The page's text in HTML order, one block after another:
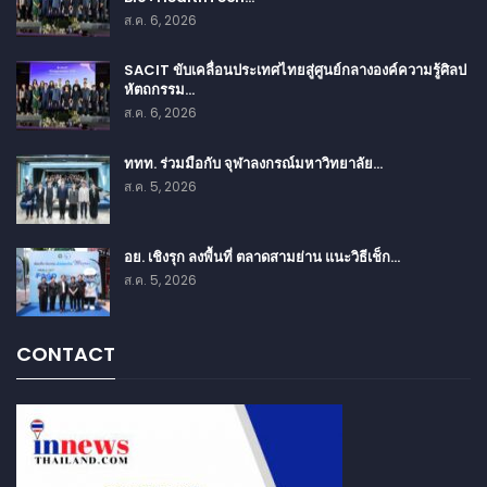
ส.ค. 6, 2026
SACIT ขับเคลื่อนประเทศไทยสู่ศูนย์กลางองค์ความรู้ศิลป
หัตถกรรม…
ส.ค. 6, 2026
ททท. ร่วมมือกับ จุฬาลงกรณ์มหาวิทยาลัย…
ส.ค. 5, 2026
อย. เชิงรุก ลงพื้นที่ ตลาดสามย่าน แนะวิธีเช็ก…
ส.ค. 5, 2026
CONTACT